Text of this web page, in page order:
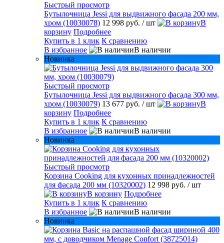
Быстрый просмотр
Бутылочница Jessi для выдвижного фасада 200 мм,
хром (10030078) 12 998 руб. / шт
В
корзину Подробнее
Купить в 1 клик К сравнению
В избранное
В наличии
Новинка
Быстрый просмотр
Бутылочница Jessi для выдвижного фасада 300 мм,
хром (10030079) 13 677 руб. / шт
В
корзину Подробнее
Купить в 1 клик К сравнению
В избранное
В наличии
Новинка
Быстрый просмотр
Корзина Cooking для кухонных принадлежностей
для фасада 200 мм (10320002) 12 998 руб. / шт
В корзину Подробнее
Купить в 1 клик К сравнению
В избранное
В наличии
Новинка